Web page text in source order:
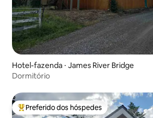
Hotel-fazenda ⋅ James River Bridge
Dormitório
Entre os melhores preferidos dos
Preferido dos hóspedes